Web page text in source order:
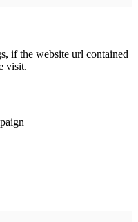
if the website url contained
visit.